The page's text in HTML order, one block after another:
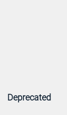
Deprecated